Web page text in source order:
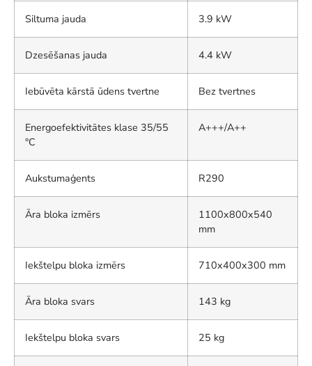
Siltuma jauda 3.9 kW
Dzesēšanas jauda 4.4 kW
Iebūvēta kārstā ūdens tvertne Bez tvertnes
Energoefektivitātes klase 35/55
°C
A+++/A++
Aukstumaģents R290
Āra bloka izmērs
1100x800x540
mm
Iekštelpu bloka izmērs 710x400x300 mm
Āra bloka svars 143 kg
Iekštelpu bloka svars 25 kg